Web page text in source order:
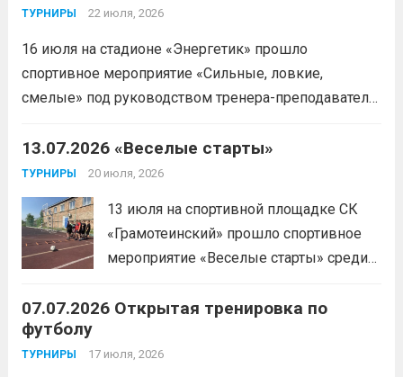
ТУРНИРЫ 22 июля, 2026
16 июля на стадионе «Энергетик» прошло
спортивное мероприятие «Сильные, ловкие,
смелые» под руководством тренера-преподавателя
Сергеевича. Участники продемонстрировали
скоростные качества, силовую выносливость и
координацию.
13.07.2026 «Веселые старты»
ТУРНИРЫ 20 июля, 2026
13 июля на спортивной площадке СК
«Грамотеинский» прошло спортивное
мероприятие «Веселые старты» среди
шайбой».Несмотря на
мероприятия, главной целью
07.07.2026 Открытая тренировка по
футболу
ТУРНИРЫ 17 июля, 2026